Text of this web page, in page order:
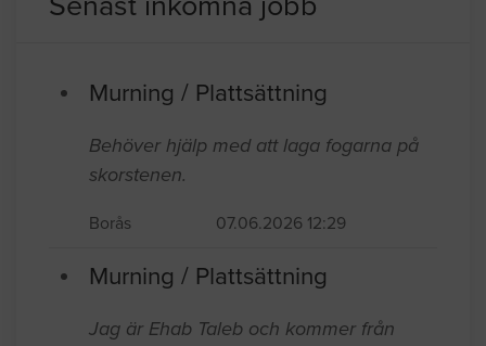
Murare i Malmö
Senast inkomna jobb
Murning / Plattsättning
Behöver hjälp med att laga fogarna på
skorstenen.